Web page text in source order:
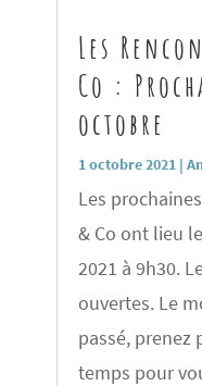
Les
Co :
octobre
1 octobre 2021|
Les
& Co ont lieu
2021 à 9h30.
ouvertes. Le
passé, prenez
temps pour